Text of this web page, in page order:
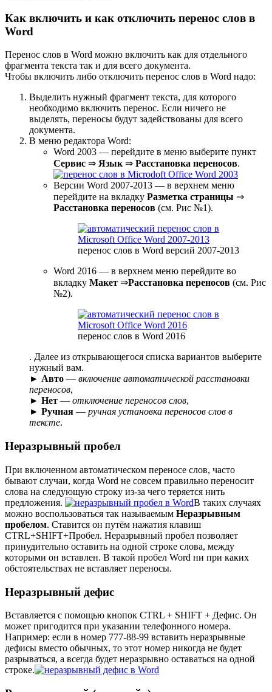
Как включить и как отключить перенос слов в
Word
Перенос слов в Word можно включить как для отдельного
фрагмента текста так и для всего документа.
Чтобы включить либо отключить перенос слов в Word надо:
Выделить нужный фрагмент текста, для которого
необходимо включить перенос. Если ничего не
выделять, переносы будут задействованы для всего
документа.
В меню редактора Word:
Word 2003 — перейдите в меню выберите пункт
Сервис ⇒ Язык ⇒ Расстановка переносов.
Версии Word 2007-2013 — в верхнем меню
перейдите на вкладку Разметка страницы ⇒
Расстановка переносов (см. Рис №1).
перенос слов в Word версий 2007-2013
Word 2016 — в верхнем меню перейдите во
вкладку Макет ⇒Расстановка переносов (см. Рис
№2).
перенос слов в Word 2016
. Далее из открывающегося списка вариантов выберите
нужный вам.
► Авто — включение автоматической расстановки
переносов,
► Нет — отключение переносов слов,
► Ручная — ручная установка переносов слов в
тексте.
Неразрывный пробел
При включенном автоматическом переносе слов, часто
бывают случаи, когда Word не совсем правильно переносит
слова на следующую строку из-за чего теряется нить
предложения.
В таких случаях
можно воспользоваться так называемым Неразрывным
пробелом. Ставится он путём нажатия клавиш
CTRL+SHIFT+Пробел. Неразрывный пробел позволяет
принудительно оставить на одной строке слова, между
которыми он вставлен. В такой пробел Word ни при каких
обстоятельствах не вставляет переносы.
Неразрывный дефис
Вставляется с помощью кнопок CTRL + SHIFT + Дефис. Он
может пригодится при указании телефонного номера.
Например: если в номер 777-88-99 вставить неразрывные
дефисы вместо обычных, то этот номер никогда не будет
разрываться, а всегда будет неразрывно оставаться на одной
строке.